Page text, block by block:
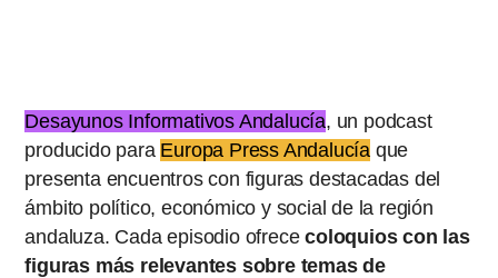
Desayunos Informativos Andalucía, un podcast
producido para Europa Press Andalucía que
presenta encuentros con figuras destacadas del
ámbito político, económico y social de la región
andaluza. Cada episodio ofrececoloquios con las
figuras más relevantes sobre temas de